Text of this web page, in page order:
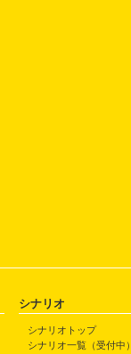
シナリオ
シナリオトップ
シナリオ一覧（受付中）